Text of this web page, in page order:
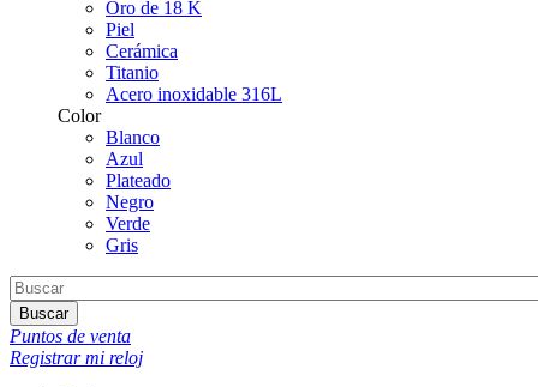
Oro de 18 K
Piel
Cerámica
Titanio
Acero inoxidable 316L
Color
Blanco
Azul
Plateado
Negro
Verde
Gris
Buscar
Puntos de venta
Registrar mi reloj